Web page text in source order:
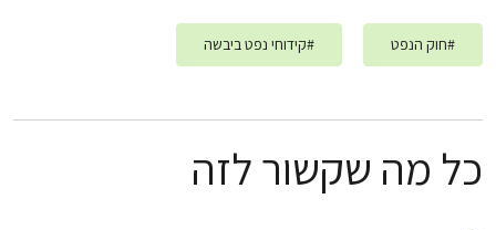
#חוק הנפט #קידוחי נפט ביבשה
כל מה שקשור לזה